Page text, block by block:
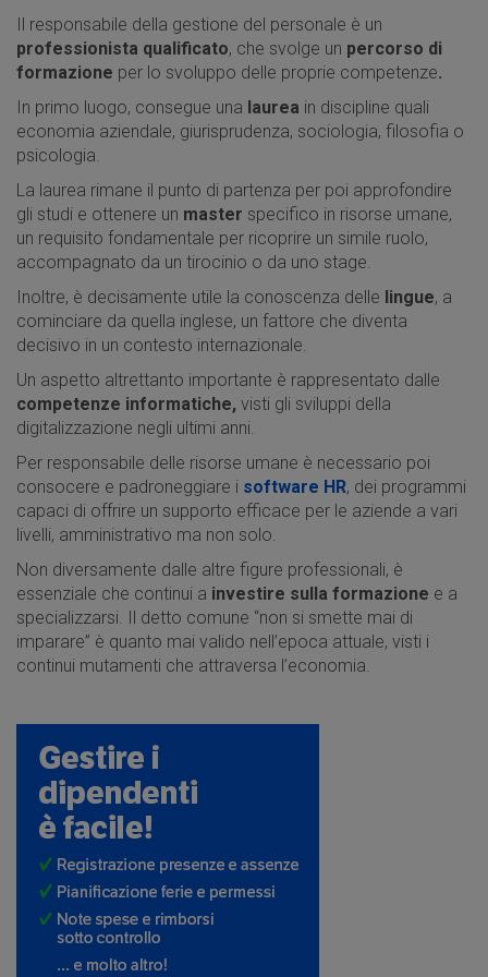
Il responsabile della gestione del personale è un
professionista qualificato, che svolge un percorso di
formazione per lo svoluppo delle proprie competenze.
In primo luogo, consegue una laurea in discipline quali
economia aziendale, giurisprudenza, sociologia, filosofia o
psicologia.
La laurea rimane il punto di partenza per poi approfondire
gli studi e ottenere un master specifico in risorse umane,
un requisito fondamentale per ricoprire un simile ruolo,
accompagnato da un tirocinio o da uno stage.
Inoltre, è decisamente utile la conoscenza delle lingue, a
cominciare da quella inglese, un fattore che diventa
decisivo in un contesto internazionale.
Un aspetto altrettanto importante è rappresentato dalle
competenze informatiche, visti gli sviluppi della
digitalizzazione negli ultimi anni.
Per responsabile delle risorse umane è necessario poi
consocere e padroneggiare i software HR, dei programmi
capaci di offrire un supporto efficace per le aziende a vari
livelli, amministrativo ma non solo.
Non diversamente dalle altre figure professionali, è
essenziale che continui a investire sulla formazione e a
specializzarsi. Il detto comune “non si smette mai di
imparare” è quanto mai valido nell’epoca attuale, visti i
continui mutamenti che attraversa l’economia.